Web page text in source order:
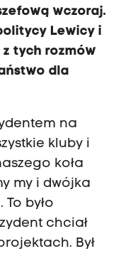
wczoraj.
Lewicy i
tych rozmów
dla
na
kluby i
koła
my i dwójka
było
chciał
Był